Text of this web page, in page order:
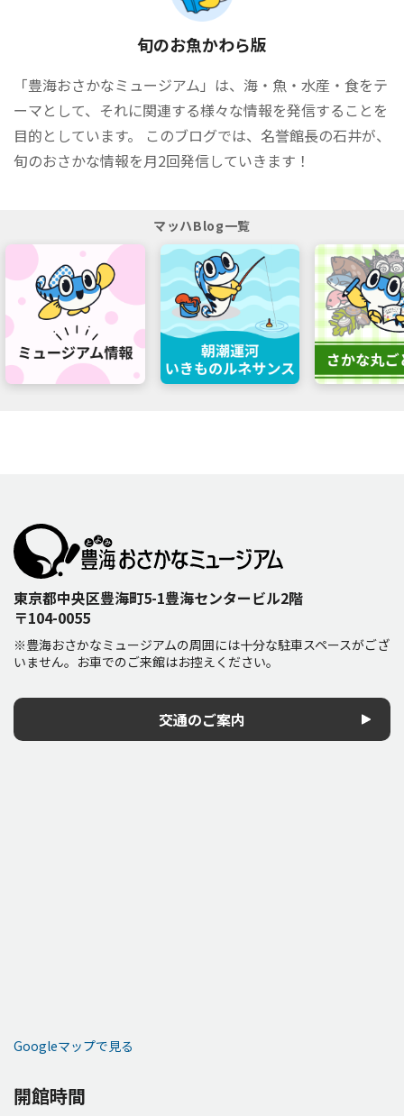
旬のお魚かわら版
「豊海おさかなミュージアム」は、海・魚・水産・食をテ
ーマとして、それに関連する様々な情報を発信することを
目的としています。 このブログでは、名誉館長の石井が、
旬のおさかな情報を月2回発信していきます！
マッハBlog一覧
東京都中央区豊海町5-1豊海センタービル2階
〒104-0055
※豊海おさかなミュージアムの周囲には十分な駐車スペースがござ
いません。お車でのご来館はお控えください。
交通のご案内
Googleマップで見る
開館時間